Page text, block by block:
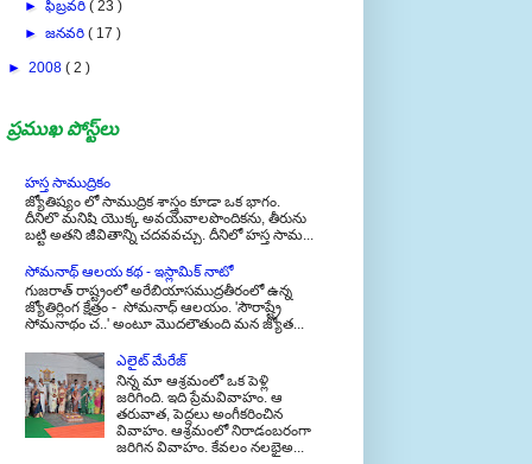
►జనవరి ( 17 )
( 2 )
జ్యోతిష్యం లో సాముద్రిక శాస్త్రం కూడా ఒక భాగం.
దీనిలొ మనిషి యొక్క అవయవాలపొందికను, తీరును
బట్టి అతని జీవితాన్ని చదవవచ్చు. దీనిలో హస్త సామ...
సోమనాథ్ ఆలయ కథ - ఇస్లామిక్ నాటో
గుజరాత్ రాష్ట్రంలో అరేబియాసముద్రతీరంలో ఉన్న
జ్యోతిర్లింగ క్షేత్రం - సోమనాధ్ ఆలయం. 'సౌరాష్ట్రే
సోమనాథం చ..' అంటూ మొదలౌతుంది మన జ్యోత...
నిన్న మా ఆశ్రమంలో ఒక పెళ్లి
జరిగింది. ఇది ప్రేమవివాహం. ఆ
తరువాత, పెద్దలు అంగీకరించిన
వివాహం. ఆశ్రమంలో నిరాడంబరంగా
జరిగిన వివాహం. కేవలం నలభైఅ...